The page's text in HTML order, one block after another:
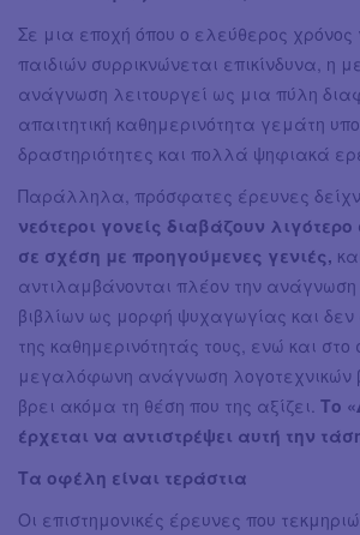
Σε μια εποχή όπου ο ελεύθερος χρόνος
παιδιών συρρικνώνεται επικίνδυνα, η
ανάγνωση λειτουργεί ως μια πύλη
απαιτητική καθημερινότητα γεμάτη
δραστηριότητες και πολλά ψηφιακά
Παράλληλα, πρόσφατες έρευνες
νεότεροι γονείς διαβάζουν
σε σχέση με προηγούμενες γενιές,
αντιλαμβάνονται πλέον την ανάγνωση
βιβλίων ως μορφή ψυχαγωγίας και δεν
της καθημερινότητάς τους, ενώ και
μεγαλόφωνη ανάγνωση λογοτεχνικών
βρει ακόμα τη θέση που της αξίζει. Το
έρχεται να αντιστρέψει αυτή την
Τα οφέλη είναι τεράστια
Οι επιστημονικές έρευνες που